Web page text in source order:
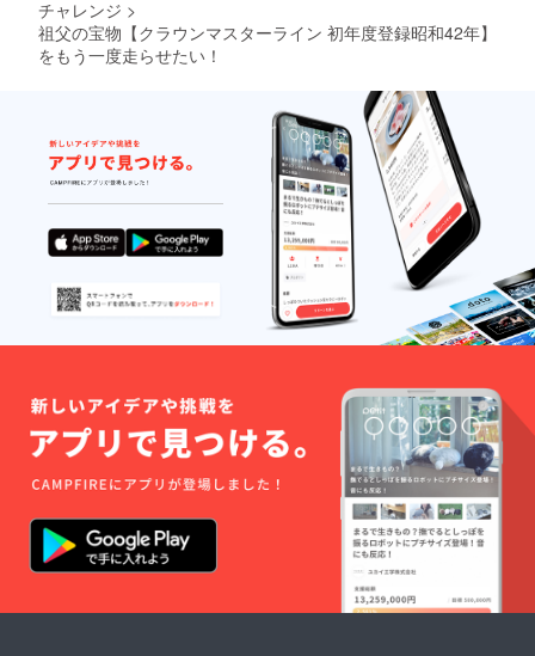
チャレンジ >
祖父の宝物【クラウンマスターライン 初年度登録昭和42年】
をもう一度走らせたい！